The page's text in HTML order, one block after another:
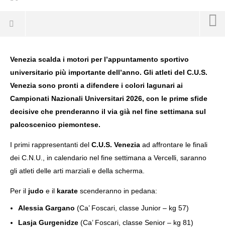
NOW VIEWING
C.U.S. VENEZIA PRONTO ALLA SFIDA: AL VIA LE FINALI
DEI CAMPIONATI NAZIONALI UNIVERSITARI 2026
Maggio
Venezia scalda i motori per l’appuntamento sportivo
universitario più importante dell’anno. Gli atleti del C.U.S.
Venezia sono pronti a difendere i colori lagunari ai
Campionati Nazionali Universitari 2026, con le prime sfide
decisive che prenderanno il via già nel fine settimana sul
palcoscenico piemontese.
I primi rappresentanti del C.U.S. Venezia ad affrontare le finali
dei C.N.U., in calendario nel fine settimana a Vercelli, saranno
gli atleti delle arti marziali e della scherma.
Per il judo e il karate scenderanno in pedana:
Alessia Gargano (Ca’ Foscari, classe Junior – kg 57)
Lasja Gurgenidze (Ca’ Foscari, classe Senior – kg 81)